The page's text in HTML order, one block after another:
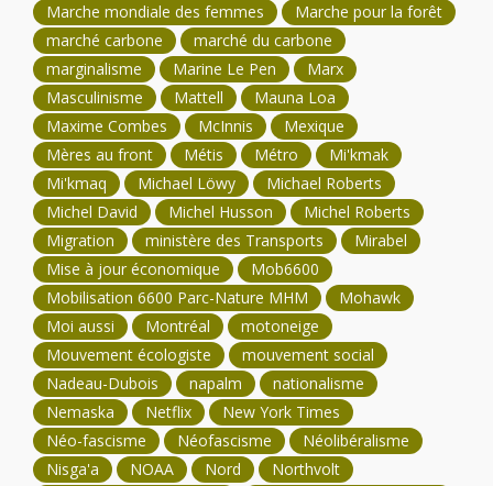
Marche mondiale des femmes
Marche pour la forêt
marché carbone
marché du carbone
marginalisme
Marine Le Pen
Marx
Masculinisme
Mattell
Mauna Loa
Maxime Combes
McInnis
Mexique
Mères au front
Métis Métro
Mi'kmak
Mi'kmaq
Michael Löwy
Michael Roberts
Michel David
Michel Husson
Michel Roberts
Migration
ministère des Transports
Mirabel
Mise à jour économique
Mob6600
Mobilisation 6600 Parc-Nature MHM
Mohawk
Moi aussi
Montréal
motoneige
Mouvement écologiste
mouvement social
Nadeau-Dubois
napalm
nationalisme
Nemaska
Netflix
New York Times
Néo-fascisme
Néofascisme
Néolibéralisme
Nisga'a
NOAA Nord
Northvolt